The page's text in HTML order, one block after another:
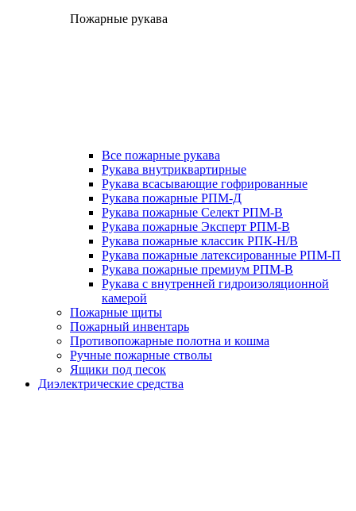
Пожарные рукава
Все пожарные рукава
Рукава внутриквартирные
Рукава всасывающие гофрированные
Рукава пожарные РПМ-Д
Рукава пожарные Селект РПМ-В
Рукава пожарные Эксперт РПМ-В
Рукава пожарные классик РПК-Н/В
Рукава пожарные латексированные РПМ-П
Рукава пожарные премиум РПМ-В
Рукава с внутренней гидроизоляционной
камерой
Пожарные щиты
Пожарный инвентарь
Противопожарные полотна и кошма
Ручные пожарные стволы
Ящики под песок
Диэлектрические средства